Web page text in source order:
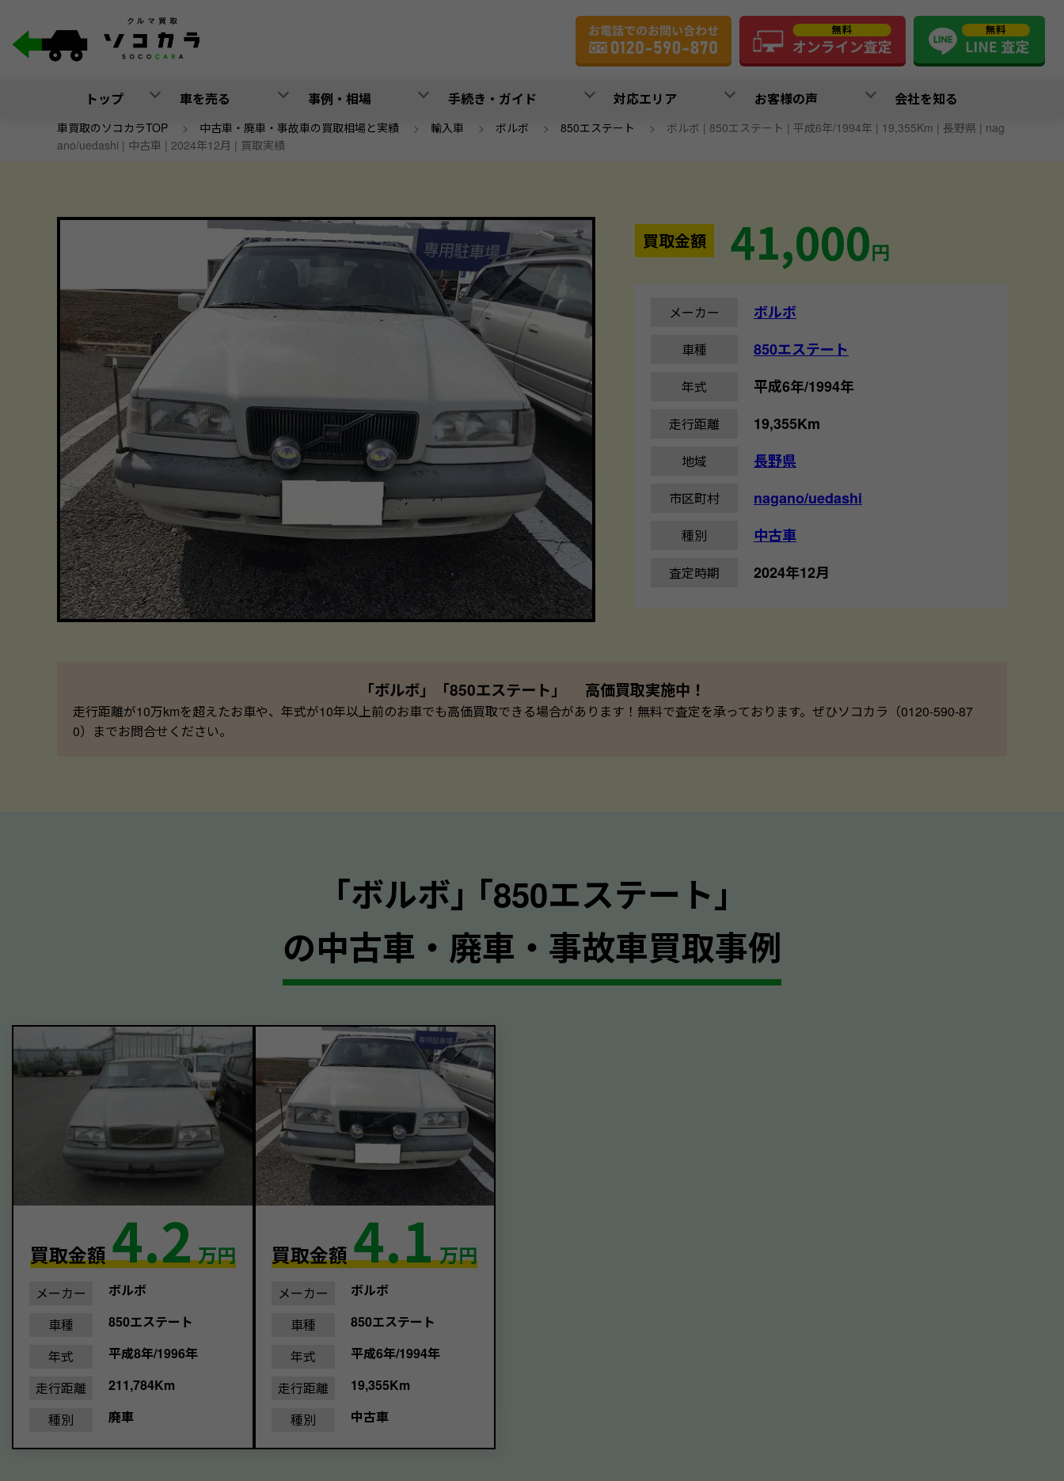
トップ 車を売る 事例・相場 手続き・ガイド 対応エリア お客様の声 会社を知る
車買取のソコカラTOP > 中古車・廃車・事故車の買取相場と実績 > 輸入車 > ボルボ > 850エステート > ボルボ | 850エステート | 平成6年/1994年 | 19,355Km | 長野県 | nag
ano/uedashi | 中古車 | 2024年12月 | 買取実績
買取金額 41,000円
メーカー ボルボ
車種 850エステート
年式 平成6年/1994年
走行距離 19,355Km
地域 長野県
市区町村 nagano/uedashi
種別 中古車
査定時期 2024年12月
「ボルボ」「850エステート」 高価買取実施中！
走行距離が10万kmを超えたお車や、年式が10年以上前のお車でも高価買取できる場合があります！無料で査定を承っております。ぜひソコカラ（0120-590-87
0）までお問合せください。
｢ボルボ｣ ｢850エステート｣
の中古車・廃車・事故車買取事例
買取金額4.2 万円
メーカー
ボルボ
車種
850エステート
年式
平成8年/1996年
走行距離
211,784Km
種別
廃車
買取金額4.1 万円
メーカー
ボルボ
車種
850エステート
年式
平成6年/1994年
走行距離
19,355Km
種別
中古車